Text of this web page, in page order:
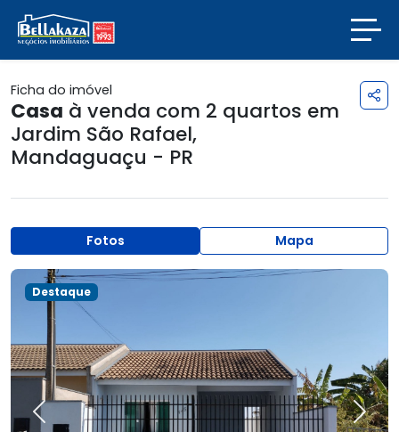
Ficha do imóvel
Casa à venda com 2 quartos em
Jardim São Rafael,
Mandaguaçu - PR
Fotos Mapa
Previous Next
Destaque